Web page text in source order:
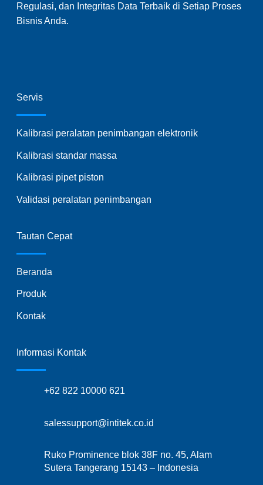
Regulasi, dan Integritas Data Terbaik di Setiap Proses
Bisnis Anda.
Servis
Kalibrasi peralatan penimbangan elektronik
Kalibrasi standar massa
Kalibrasi pipet piston
Validasi peralatan penimbangan
Tautan Cepat
Beranda
Produk
Kontak
Informasi Kontak
+62 822 10000 621
salessupport@intitek.co.id
Ruko Prominence blok 38F no. 45, Alam
Sutera Tangerang 15143 – Indonesia